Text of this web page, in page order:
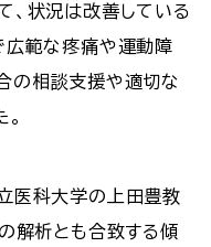
、状況は改善している
広範な疼痛や運動障
の相談支援や適切な
医科大学の上田豊教
の解析とも合致する傾